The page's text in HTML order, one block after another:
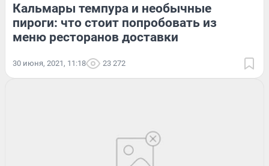
Кальмары темпура и необычные
пироги: что стоит попробовать из
меню ресторанов доставки
30 июня, 2021, 11:18 23 272